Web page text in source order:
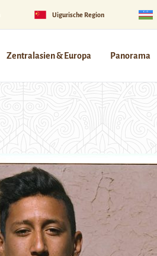
Uigurische Region
Zentralasien & Europa Panorama